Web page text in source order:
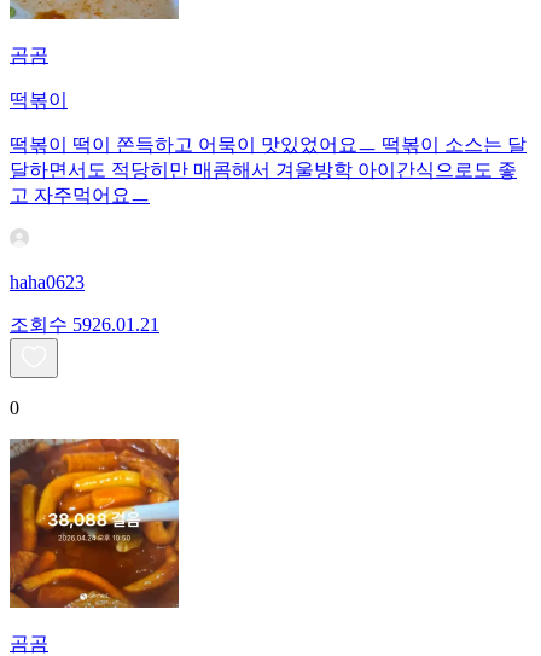
곰곰
떡볶이
떡볶이 떡이 쫀득하고 어묵이 맛있었어요ㅡ 떡볶이 소스는 달
달하면서도 적당히만 매콤해서 겨울방학 아이간식으로도 좋
고 자주먹어요ㅡ
haha0623
조회수 5926.01.21
0
곰곰